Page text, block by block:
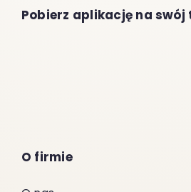
Pobierz aplikację na swój
O firmie